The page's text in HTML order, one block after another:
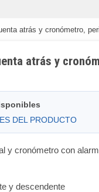
atrás y cronómetro,
atrás y
DEL PRODUCTO
y cronómetro con
y descendente